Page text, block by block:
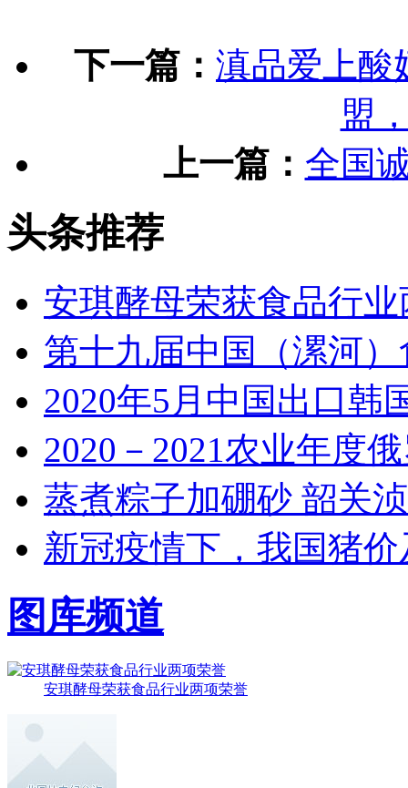
下一篇： 滇品爱上酸
盟
上一篇： 全国
头条推荐
安琪酵母荣获食品行
第十九届中国（漯河
2020年5月中国出口韩
2020－2021农业年度
蒸煮粽子加硼砂 韶关
新冠疫情下，我国猪
图库频道
安琪酵母荣获食品行业两项荣誉